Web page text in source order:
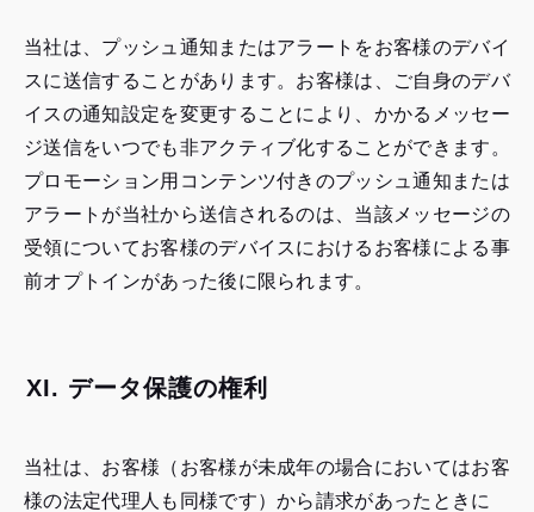
当社は、プッシュ通知またはアラートをお客様のデバイ
スに送信することがあります。お客様は、ご自身のデバ
イスの通知設定を変更することにより、かかるメッセー
ジ送信をいつでも非アクティブ化することができます。
プロモーション用コンテンツ付きのプッシュ通知または
アラートが当社から送信されるのは、当該メッセージの
受領についてお客様のデバイスにおけるお客様による事
前オプトインがあった後に限られます。
XI. データ保護の権利
当社は、お客様（お客様が未成年の場合においてはお客
様の法定代理人も同様です）から請求があったときに